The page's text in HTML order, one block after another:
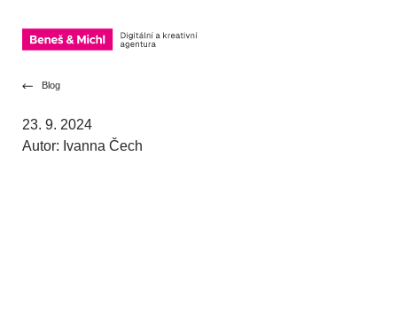
Blog
23. 9. 2024
Autor: Ivanna Čech